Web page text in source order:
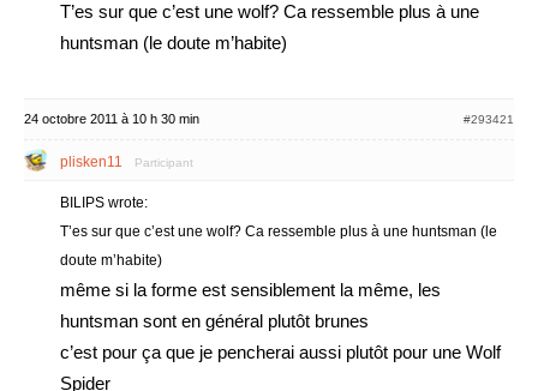
T’es sur que c’est une wolf? Ca ressemble plus à une
huntsman (le doute m’habite)
24 octobre 2011 à 10 h 30 min #293421
plisken11 Participant
BILIPS wrote:
T’es sur que c’est une wolf? Ca ressemble plus à une huntsman (le
doute m’habite)
même si la forme est sensiblement la même, les
huntsman sont en général plutôt brunes
c’est pour ça que je pencherai aussi plutôt pour une Wolf
Spider